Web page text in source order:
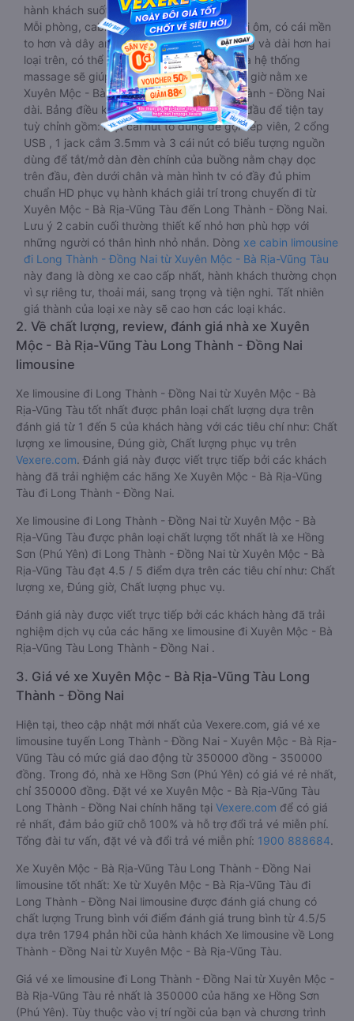
hành khách suốt hành trình.
Mỗi phòng, cabin đều có gối nằm rời, có gối ôm, có cái mền
to hơn và dây an toàn seat belt. Giường rộng và dài hơn hai
loại trên, có thể lăn lộn thoải mái. Đặc biệt là hệ thống
massage sẽ giúp bạn thư giãn trong những giờ nằm xe
Xuyên Mộc - Bà Rịa-Vũng Tàu đến Long Thành - Đồng Nai
dài. Bảng điều khiển chính nằm ngay cạnh đầu để tiện tay
tuỳ chỉnh gồm: một cái nút to đùng để gọi tiếp viên, 2 cổng
USB , 1 jack cắm 3.5mm và 3 cái nút có biểu tượng nguồn
dùng để tắt/mở dàn đèn chính của buồng nằm chạy dọc
trên đầu, đèn dưới chân và màn hình tv có đầy đủ phim
chuẩn HD phục vụ hành khách giải trí trong chuyến đi từ
Xuyên Mộc - Bà Rịa-Vũng Tàu đến Long Thành - Đồng Nai.
Lưu ý 2 cabin cuối thường thiết kế nhỏ hơn phù hợp với
những người có thân hình nhỏ nhắn. Dòng xe cabin limousine
đi Long Thành - Đồng Nai từ Xuyên Mộc - Bà Rịa-Vũng Tàu
này đang là dòng xe cao cấp nhất, hành khách thường chọn
vì sự riêng tư, thoải mái, sang trọng và tiện nghi. Tất nhiên
giá thành của loại xe này sẽ cao hơn các loại khác.
2. Về chất lượng, review, đánh giá nhà xe Xuyên
Mộc - Bà Rịa-Vũng Tàu Long Thành - Đồng Nai
limousine
Xe limousine đi Long Thành - Đồng Nai từ Xuyên Mộc - Bà
Rịa-Vũng Tàu tốt nhất được phân loại chất lượng dựa trên
đánh giá từ 1 đến 5 của khách hàng với các tiêu chí như: Chất
lượng xe limousine, Đúng giờ, Chất lượng phục vụ trên
Vexere.com. Đánh giá này được viết trực tiếp bởi các khách
hàng đã trải nghiệm các hãng Xe Xuyên Mộc - Bà Rịa-Vũng
Tàu đi Long Thành - Đồng Nai.
Xe limousine đi Long Thành - Đồng Nai từ Xuyên Mộc - Bà
Rịa-Vũng Tàu được phân loại chất lượng tốt nhất là xe Hồng
Sơn (Phú Yên) đi Long Thành - Đồng Nai từ Xuyên Mộc - Bà
Rịa-Vũng Tàu đạt 4.5 / 5 điểm dựa trên các tiêu chí như: Chất
lượng xe, Đúng giờ, Chất lượng phục vụ.
Đánh giá này được viết trực tiếp bởi các khách hàng đã trải
nghiệm dịch vụ của các hãng xe limousine đi Xuyên Mộc - Bà
Rịa-Vũng Tàu Long Thành - Đồng Nai .
3. Giá vé xe Xuyên Mộc - Bà Rịa-Vũng Tàu Long
Thành - Đồng Nai
Hiện tại, theo cập nhật mới nhất của Vexere.com, giá vé xe
limousine tuyến Long Thành - Đồng Nai - Xuyên Mộc - Bà Rịa-
Vũng Tàu có mức giá dao động từ 350000 đồng - 350000
đồng. Trong đó, nhà xe Hồng Sơn (Phú Yên) có giá vé rẻ nhất,
chỉ 350000 đồng. Đặt vé xe Xuyên Mộc - Bà Rịa-Vũng Tàu
Long Thành - Đồng Nai chính hãng tại Vexere.com để có giá
rẻ nhất, đảm bảo giữ chỗ 100% và hỗ trợ đổi trả vé miễn phí.
Tổng đài tư vấn, đặt vé và đổi trả vé miễn phí: 1900 888684.
Xe Xuyên Mộc - Bà Rịa-Vũng Tàu Long Thành - Đồng Nai
limousine tốt nhất: Xe từ Xuyên Mộc - Bà Rịa-Vũng Tàu đi
Long Thành - Đồng Nai limousine được đánh giá chung có
chất lượng Trung bình với điểm đánh giá trung bình từ 4.5/5
dựa trên 1794 phản hồi của hành khách Xe limousine về Long
Thành - Đồng Nai từ Xuyên Mộc - Bà Rịa-Vũng Tàu.
Giá vé xe limousine đi Long Thành - Đồng Nai từ Xuyên Mộc -
Bà Rịa-Vũng Tàu rẻ nhất là 350000 của hãng xe Hồng Sơn
(Phú Yên). Tùy thuộc vào vị trí ngồi của bạn và chương trình